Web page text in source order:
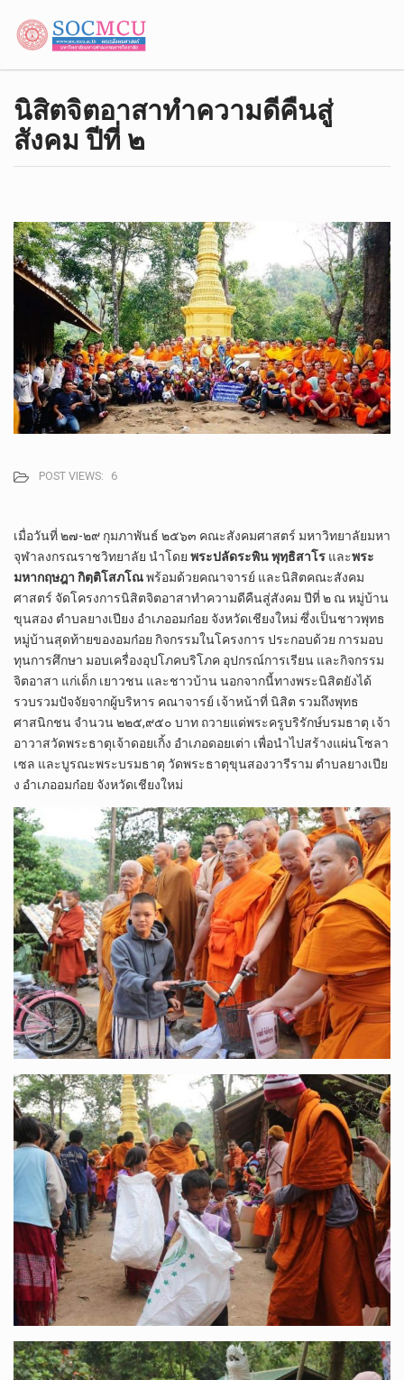
นิสิตจิต​อาสา​ทำความดี​คืน​สู่​
สังคม​ ปีที่​ ๒​
POST VIEWS: 6
เมื่อวันที่​ ๒๗-๒๙​ กุมภาพันธ์​ ๒๕​๖​๓​ คณะสังคม​ศาสตร์​ มหา​วิทยาลัย​มหา​
จุฬา​ลง​ก​รณ​ราช​วิทยาลัย​ นำโดย​ พระปลัด​ระพิน​ พุทฺธิสาโร และพระ
มหา​กฤษฎา​ กิตฺติโสภ​โณ​ พร้อมด้วยคณาจารย์​ และ​นิสิต​คณะ​สังคม​
ศาสตร์​ จัดโครงการ​นิสิตจิต​อาสา​ทำความดี​คืน​สู่​สังคม​ ปีที่​ ๒​ ณ​ หมู่​บ้าน​
ขุน​สอง​ ตำ​บล​ยางเปียง​ อำเภอ​อมก๋อย​ จังหวัด​เชียงใหม่​ ซึ่งเป็นชาวพุทธ​
หมู่บ้าน​สุดท้ายของอมก๋อย​ กิจกรรม​ใน​โครงการ​ ประกอบด้วย​ การมอบ
ทุนการศึกษา​ มอบเครื่องอุปโภคบริโภค​ อุปกรณ์​การเรียน​ และกิจกรรม​
จิตอาสา​ แก่เด็ก​ เยาวชน​ และชาวบ้าน​ ​​​นอกจากนี้ทางพระนิสิต​ยังได้
รวบรวมปัจจัยจากผู้บริหาร​ คณาจารย์​ เจ้าหน้าที่​ นิสิต​ รวมถึงพุทธ​
ศาสนิกชน​ จำนวน​ ๒๒๕,๙๕๐​ บาท​ ถวายแด่พระครูบริรักษ์​บรมธาตุ​ เจ้า
อาวาสวัดพระธาตุ​เจ้าดอยเกิ้ง​ อำเภอดอยเต่า​ เพื่อนำไปสร้างแผ่นโซลา
เซล​ และบูรณะ​พระ​บรม​ธาตุ​ วัดพระธาตุ​ขุนสองวารีราม​ ตำ​บล​ยางเปีย
ง​ อำเภอ​อมก๋อย​ จังหวัด​เชียงใหม่